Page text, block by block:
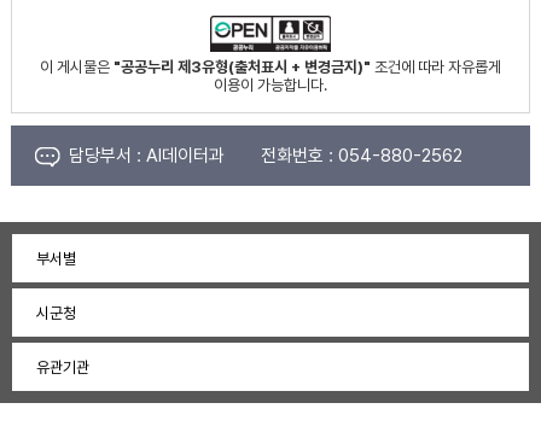
이 게시물은 "공공누리 제3유형(출처표시 + 변경금지)" 조건에 따라 자유롭게
이용이 가능합니다.
담당부서 : AI데이터과 전화번호 : 054-880-2562
부서별
시군청
유관기관